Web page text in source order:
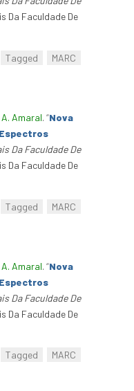
Da Faculdade De
Tagged
MARC
A. Amaral. “Nova
Espectros
Da Faculdade De
Da Faculdade De
Tagged
MARC
A. Amaral. “Nova
Espectros
Da Faculdade De
Da Faculdade De
Tagged
MARC